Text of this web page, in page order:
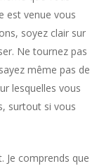
est venue vous
soyez clair sur
Ne tournez pas
même pas de
lesquelles vous
surtout si vous
Je comprends que